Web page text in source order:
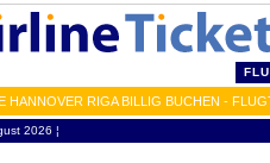
HANNOVER RIGA BILLIG BUCHEN -
2026 ¦